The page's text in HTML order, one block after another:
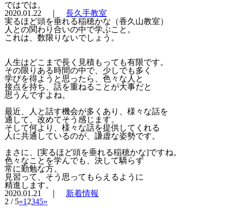
ではでは。
2020.01.22 ｜ 長久手教室
実るほど頭を垂れる稲穂かな（香久山教室）
人との関わり合いの中で学ぶこと。
これは、数限りないでしょう。
人生はどこまで長く見積もっても有限です。
その限りある時間の中で、少しでも多く
学びを得ようと思ったら、色々な人と
接点を持ち、話を重ねることが大事だと
思うんですよね。
最近、人と話す機会が多くあり、様々な話を
通して、改めてそう感じます。
そして何より、様々な話を提供してくれる
人に共通しているのが、謙虚な姿勢です。
まさに、[実るほど頭を垂れる稲穂かな]ですね。
色々なことを学んでも、決して驕らず
常に勤勉な方。
見習って、そう思ってもらえるように
精進します。
2020.01.21 ｜ 新着情報
2 / 5«1 2345»